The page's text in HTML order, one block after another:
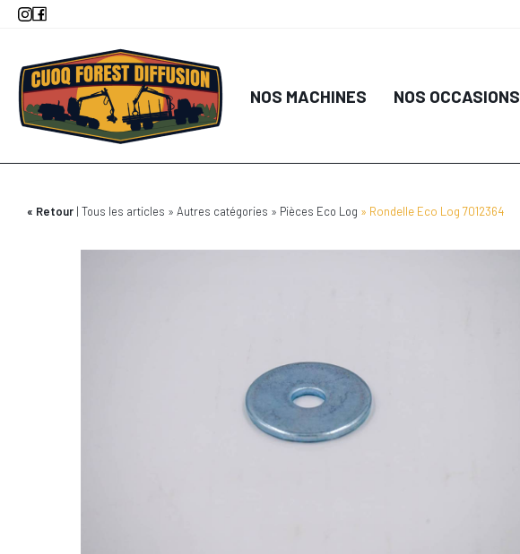
Aller
principal
NOS MACHINES NOS OCCASIONS
Retour Tous les articles Autres catégories Pièces Eco Log Rondelle Eco Log 7012364